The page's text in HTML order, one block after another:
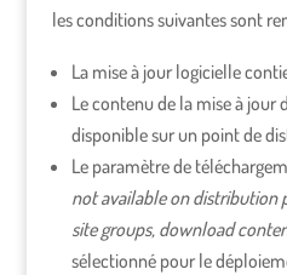
les conditions suivantes sont
La mise à jour logicielle
Le contenu de la mise à jour
disponible sur un point de
Le paramètre de
not available on distribution
site groups, download
sélectionné pour le